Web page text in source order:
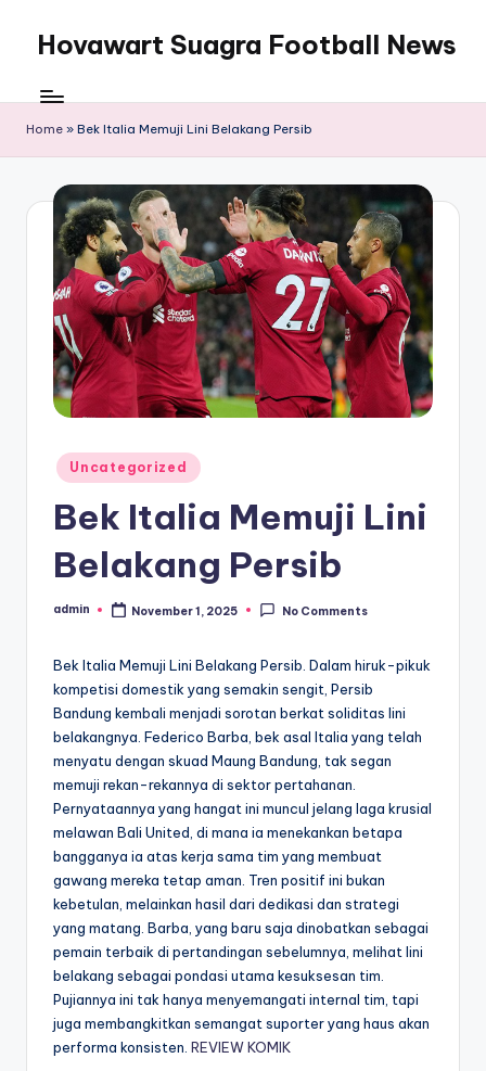
content
Hovawart Suagra Football News
Suagra
Football
News
berita
bola
terkini
Home » Bek Italia Memuji Lini Belakang Persib
Posted
in
Uncategorized
Bek Italia Memuji Lini
Belakang Persib
Posted
admin November 1, 2025 No Comments
Bek Italia Memuji Lini Belakang Persib. Dalam hiruk-pikuk
kompetisi domestik yang semakin sengit, Persib
Bandung kembali menjadi sorotan berkat soliditas lini
belakangnya. Federico Barba, bek asal Italia yang telah
menyatu dengan skuad Maung Bandung, tak segan
memuji rekan-rekannya di sektor pertahanan.
Pernyataannya yang hangat ini muncul jelang laga krusial
melawan Bali United, di mana ia menekankan betapa
bangganya ia atas kerja sama tim yang membuat
gawang mereka tetap aman. Tren positif ini bukan
kebetulan, melainkan hasil dari dedikasi dan strategi
yang matang. Barba, yang baru saja dinobatkan sebagai
pemain terbaik di pertandingan sebelumnya, melihat lini
belakang sebagai pondasi utama kesuksesan tim.
Pujiannya ini tak hanya menyemangati internal tim, tapi
juga membangkitkan semangat suporter yang haus akan
performa konsisten. REVIEW KOMIK